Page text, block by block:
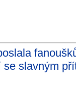
slavným